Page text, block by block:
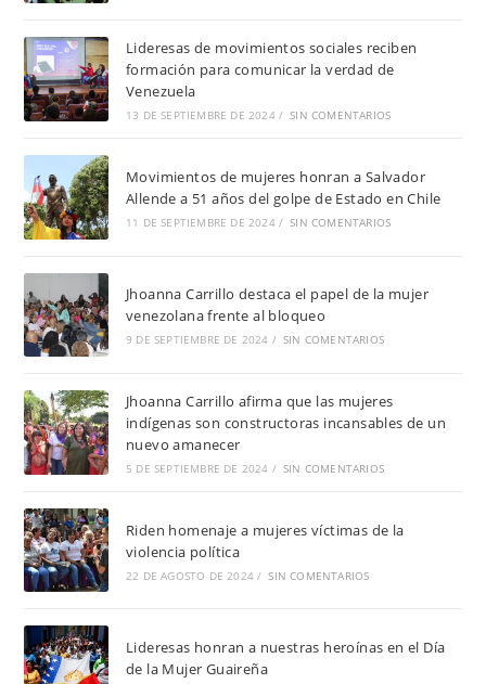
Lideresas de movimientos sociales reciben
formación para comunicar la verdad de
Venezuela
13 DE SEPTIEMBRE DE 2024 / SIN COMENTARIOS
Movimientos de mujeres honran a Salvador
Allende a 51 años del golpe de Estado en Chile
11 DE SEPTIEMBRE DE 2024 / SIN COMENTARIOS
Jhoanna Carrillo destaca el papel de la mujer
venezolana frente al bloqueo
9 DE SEPTIEMBRE DE 2024 / SIN COMENTARIOS
Jhoanna Carrillo afirma que las mujeres
indígenas son constructoras incansables de un
nuevo amanecer
5 DE SEPTIEMBRE DE 2024 / SIN COMENTARIOS
Riden homenaje a mujeres víctimas de la
violencia política
22 DE AGOSTO DE 2024 / SIN COMENTARIOS
Lideresas honran a nuestras heroínas en el Día
de la Mujer Guaireña